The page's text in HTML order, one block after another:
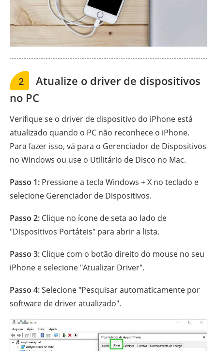
2
Atualize o driver de dispositivos
no PC
Verifique se o driver de dispositivo do iPhone está
atualizado quando o PC não reconhece o iPhone.
Para fazer isso, vá para o Gerenciador de Dispositivos
no Windows ou use o Utilitário de Disco no Mac.
Passo 1: Pressione a tecla Windows + X no teclado e
selecione Gerenciador de Dispositivos.
Passo 2: Clique no ícone de seta ao lado de
"Dispositivos Portáteis" para abrir a lista.
Passo 3: Clique com o botão direito do mouse no seu
iPhone e selecione "Atualizar Driver".
Passo 4:Selecione "Pesquisar automaticamente por
software de driver atualizado".